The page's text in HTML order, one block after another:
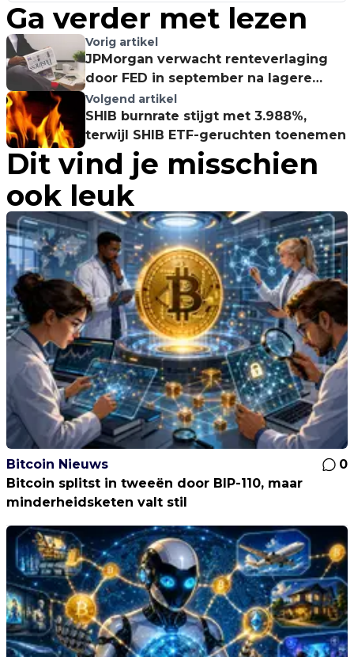
Ga verder met lezen
Vorig artikel
JPMorgan verwacht renteverlaging
door FED in september na lagere
inflatiecijfers
Volgend artikel
SHIB burnrate stijgt met 3.988%,
terwijl SHIB ETF-geruchten toenemen
Dit vind je misschien
ook leuk
Bitcoin Nieuws
0
Bitcoin splitst in tweeën door BIP-110, maar
minderheidsketen valt stil